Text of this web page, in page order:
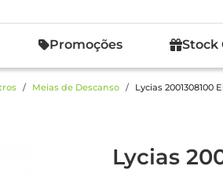
Promoções Stock
Meias de Descanso Lycias 2001308100
Lycias